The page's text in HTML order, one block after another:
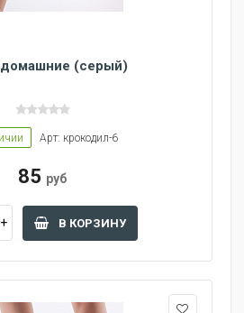
домашние (серый)
Арт: крокодил-6
85 руб
В КОРЗИНУ